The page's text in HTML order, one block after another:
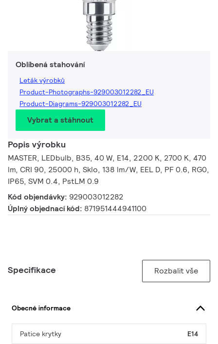
Oblíbená stahování
Leták výrobků
Product-Photographs-929003012282_EU
Product-Diagrams-929003012282_EU
Vybrat a stáhnout
Popis výrobku
MASTER, LEDbulb, B35, 40 W, E14, 2200 K, 2700 K, 470
lm, CRI 90, 25000 h, Sklo, 138 lm/W, EEL D, PF 0.6, RG0,
IP65, SVM 0.4, PstLM 0.9
Kód objendávky: 929003012282
Úplný objednací kód: 871951444941100
Specifikace Rozbalit vše
Obecné informace
Patice krytky E14